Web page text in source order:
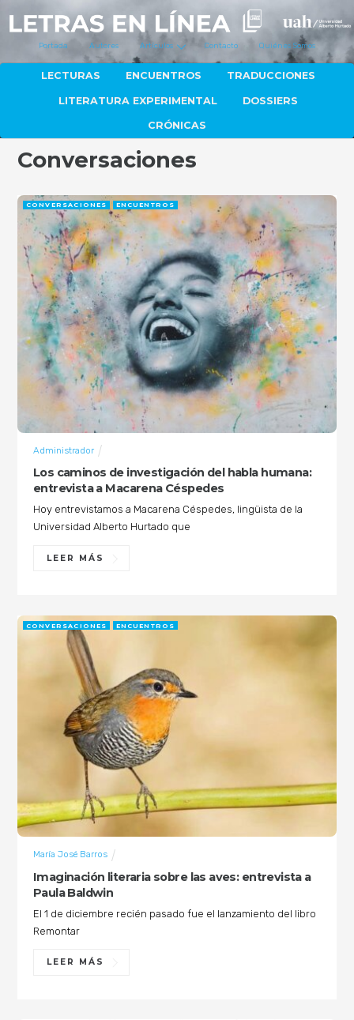
Portada Autores Artículos Contacto Quiénes Somos
LECTURAS ENCUENTROS TRADUCCIONES
LITERATURA EXPERIMENTAL DOSSIERS
CRÓNICAS
Conversaciones
Los caminos de investigación del habla humana:
entrevista a Macarena Céspedes
Administrador
CONVERSACIONES ENCUENTROS
Hoy entrevistamos a Macarena Céspedes, lingüista de la
Universidad Alberto Hurtado que
LEER MÁS
Imaginación literaria sobre las aves: entrevista a
Paula Baldwin
María José Barros
CONVERSACIONES ENCUENTROS
El 1 de diciembre recién pasado fue el lanzamiento del libro
Remontar
LEER MÁS